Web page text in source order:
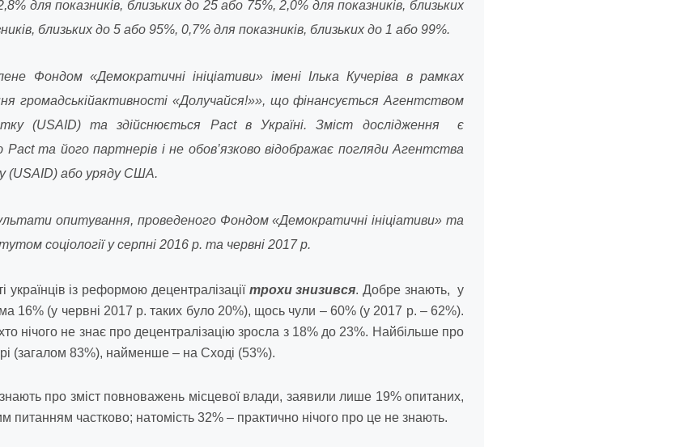
для показників, близьких до 25 або 75%, 2,0% для показників, близьких
близьких до 5 або 95%, 0,7% для показників, близьких до 1 або 99%.
Фондом «Демократичні ініціативи» імені Ілька Кучеріва в рамках
громадськійактивності «Долучайся!»», що фінансується Агентством
(USAID) та здійснюється Pact в Україні. Зміст дослідження є
Pact та його партнерів i не обов’язково відображає погляди Агентства
(USAID) або уряду США.
опитування, проведеного Фондом «Демократичні ініціативи» та
соціології у серпні 2016 р. та червні 2017р.
українців із реформою децентралізації трохи знизився. Добре знають, у
16% (у червні 2017 р. таких було 20%), щось чули – 60% (у 2017 р. – 62%).
нічого не знає про децентралізацію зросла з 18% до 23%. Найбільше про
(загалом 83%), найменше – на Сході (53%).
про зміст повноважень місцевої влади, заявили лише 19% опитаних,
питанням частково; натомість 32% – практично нічого про це не знають.